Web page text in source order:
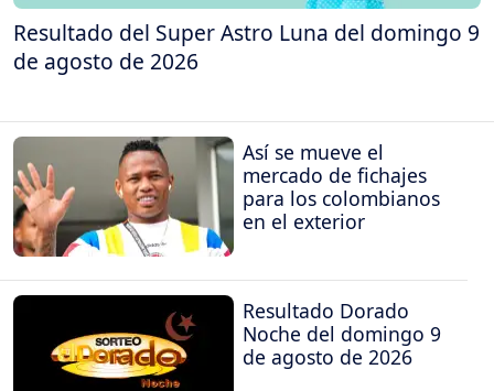
Resultado del Super Astro Luna del domingo 9
de agosto de 2026
Así se mueve el
mercado de fichajes
para los colombianos
en el exterior
Resultado Dorado
Noche del domingo 9
de agosto de 2026